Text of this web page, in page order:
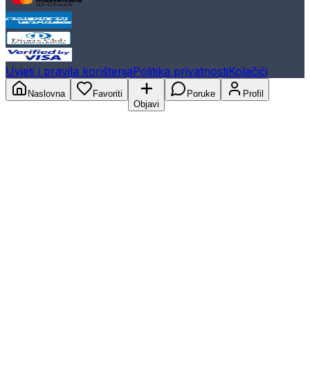
Uvjeti i pravila korištenjaPolitika privatnostiKolačići
Naslovna
Favoriti
Objavi
Poruke Profil